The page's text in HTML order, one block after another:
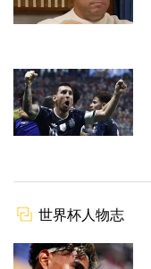
世界杯人物志